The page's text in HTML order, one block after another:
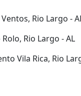
Rio Largo -
Rio Largo - AL
Vila Rica, Rio